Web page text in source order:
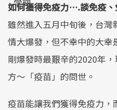
如何獲得免疫力….談免疫、
雖然進入五月中旬後，台
情大爆發，但不幸中的大幸
剛爆發時最艱辛的2020年
方～「疫苗」的問世。
疫苗能讓我們獲得免疫力